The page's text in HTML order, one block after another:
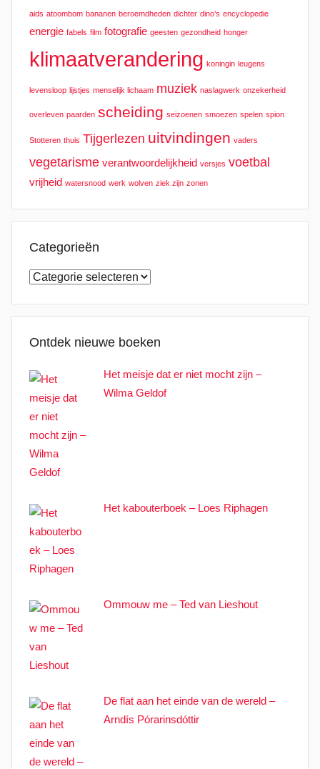
aids atoombom bananen beroemdheden dichter dino’s encyclopedie
energie fabels film fotografie geesten gezondheid honger
klimaatverandering koningin leugens
levensloop lijstjes menselijk lichaam muziek naslagwerk onzekerheid
overleven paarden scheiding seizoenen smoezen spelen spion
Stotteren thuis Tijgerlezen uitvindingen vaders
vegetarisme verantwoordelijkheid versjes voetbal
vrijheid watersnood werk wolven ziek zijn zonen
Categorieën
Categorieën
Ontdek nieuwe boeken
Het meisje dat er niet mocht zijn –
Wilma Geldof
Het kabouterboek – Loes Riphagen
Ommouw me – Ted van Lieshout
De flat aan het einde van de wereld –
Arndís Pórarinsdóttir